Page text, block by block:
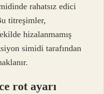
rahatsız edici
titreşimler,
hizalanmamış
simidi tarafından
rot ayarı